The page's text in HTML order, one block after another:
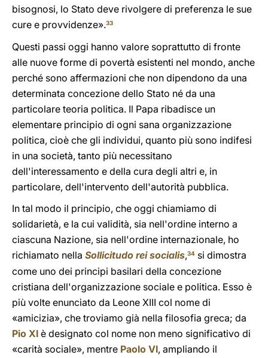
bisognosi, lo Stato deve rivolgere di preferenza le sue
cure e provvidenze».33
Questi passi oggi hanno valore soprattutto di fronte
alle nuove forme di povertà esistenti nel mondo, anche
perché sono affermazioni che non dipendono da una
determinata concezione dello Stato né da una
particolare teoria politica. Il Papa ribadisce un
elementare principio di ogni sana organizzazione
politica, cioè che gli individui, quanto più sono indifesi
in una società, tanto più necessitano
dell'interessamento e della cura degli altri e, in
particolare, dell'intervento dell'autorità pubblica.
In tal modo il principio, che oggi chiamiamo di
solidarietà, e la cui validità, sia nell'ordine interno a
ciascuna Nazione, sia nell'ordine internazionale, ho
richiamato nella Sollicitudo rei socialis,34 si dimostra
come uno dei principi basilari della concezione
cristiana dell'organizzazione sociale e politica. Esso è
più volte enunciato da Leone XIII col nome di
«amicizia», che troviamo già nella filosofia greca; da
Pio XI è designato col nome non meno significativo di
«carità sociale», mentre Paolo VI, ampliando il